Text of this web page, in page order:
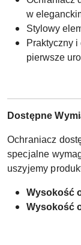
w
Stylowy
Praktyczny
pierwsze
Dostępne
Ochraniacz
specjalne
uszyjemy
Wysokość
Wysokość